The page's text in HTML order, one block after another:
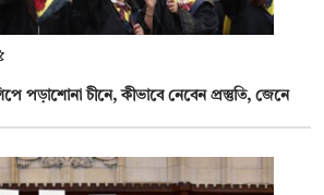
পড়াশোনা চীনে, কীভাবে নেবেন প্রস্তুতি, জেনে